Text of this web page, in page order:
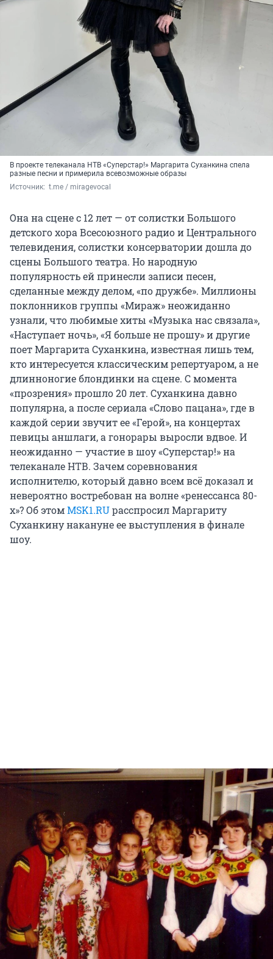
В проекте телеканала НТВ «Суперстар!» Маргарита Суханкина спела
разные песни и примерила всевозможные образы
Источник: t.me / miragevocal
Она на сцене с 12 лет — от солистки Большого
детского хора Всесоюзного радио и Центрального
телевидения, солистки консерватории дошла до
сцены Большого театра. Но народную
популярность ей принесли записи песен,
сделанные между делом, «по дружбе». Миллионы
поклонников группы «Мираж» неожиданно
узнали, что любимые хиты «Музыка нас связала»,
«Наступает ночь», «Я больше не прошу» и другие
поет Маргарита Суханкина, известная лишь тем,
кто интересуется классическим репертуаром, а не
длинноногие блондинки на сцене. С момента
«прозрения» прошло 20 лет. Суханкина давно
популярна, а после сериала «Слово пацана», где в
каждой серии звучит ее «Герой», на концертах
певицы аншлаги, а гонорары выросли вдвое. И
неожиданно — участие в шоу «Суперстар!» на
телеканале НТВ. Зачем соревнования
исполнителю, который давно всем всё доказал и
невероятно востребован на волне «ренессанса 80-
х»? Об этомMSK1.RUрасспросил Маргариту
Суханкину накануне ее выступления в финале
шоу.